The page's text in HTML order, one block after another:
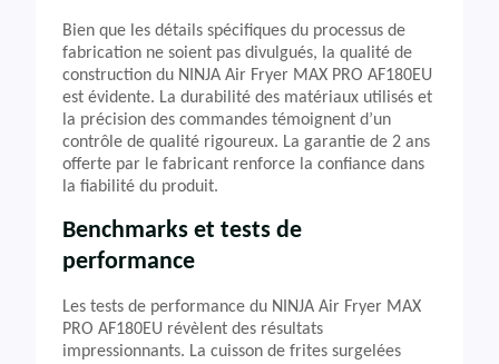
Bien que les détails spécifiques du processus de
fabrication ne soient pas divulgués, la qualité de
construction du NINJA Air Fryer MAX PRO AF180EU
est évidente. La durabilité des matériaux utilisés et
la précision des commandes témoignent d’un
contrôle de qualité rigoureux. La garantie de 2 ans
offerte par le fabricant renforce la confiance dans
la fiabilité du produit.
Benchmarks et tests de
performance
Les tests de performance du NINJA Air Fryer MAX
PRO AF180EU révèlent des résultats
impressionnants. La cuisson de frites surgelées